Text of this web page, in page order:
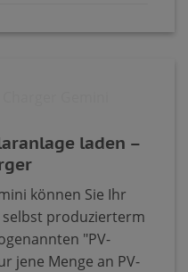
laden –
können Sie Ihr
selbst produzierterm
"PV-
jene Menge an PV-